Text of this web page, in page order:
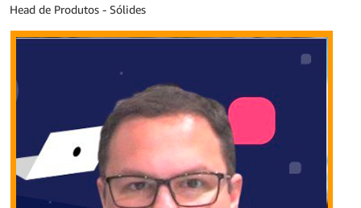
Head de Produtos - Sólides